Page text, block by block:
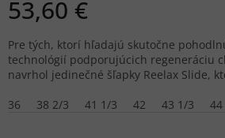
53,60 €
Pre tých, ktorí hľadajú skutočne
technológií podporujúcich regeneráciu
navrhol jedinečné šľapky Reelax Slide,
36
38 2/3 41 1/3 42 43 1/3 44